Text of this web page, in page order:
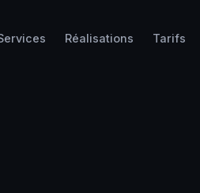
Réalisations Tarifs